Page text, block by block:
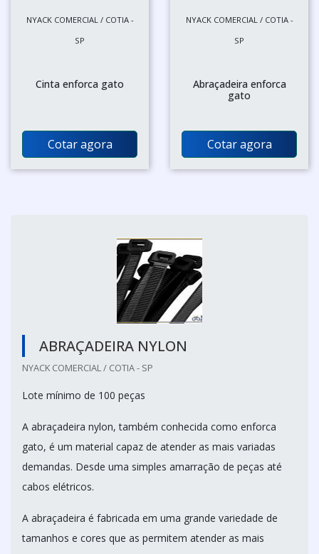
NYACK COMERCIAL / COTIA -
SP
Cinta enforca gato
Cotar agora
NYACK COMERCIAL / COTIA -
SP
Abraçadeira enforca
gato
Cotar agora
ABRAÇADEIRA NYLON
NYACK COMERCIAL / COTIA - SP
Lote mínimo de 100 peças
A abraçadeira nylon, também conhecida como enforca
gato, é um material capaz de atender as mais variadas
demandas. Desde uma simples amarração de peças até
cabos elétricos.
A abraçadeira é fabricada em uma grande variedade de
tamanhos e cores que as permitem atender as mais